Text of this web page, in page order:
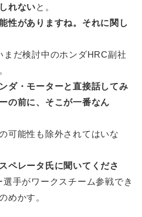
れないと。
性がありますね。それに関し
まだ検討中のホンダHRC副社
ダ・モーターと直接話してみ
の前に、そこが一番なん
可能性も除外されてはいな
ペレータ氏に聞いてくださ
選手がワークスチーム参戦でき
めかす。